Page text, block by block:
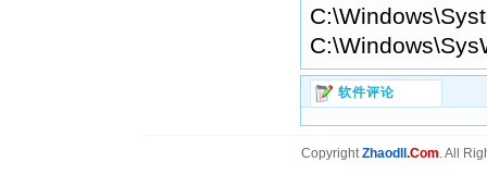
软件评论
CopyrightZhaodll .Com. All